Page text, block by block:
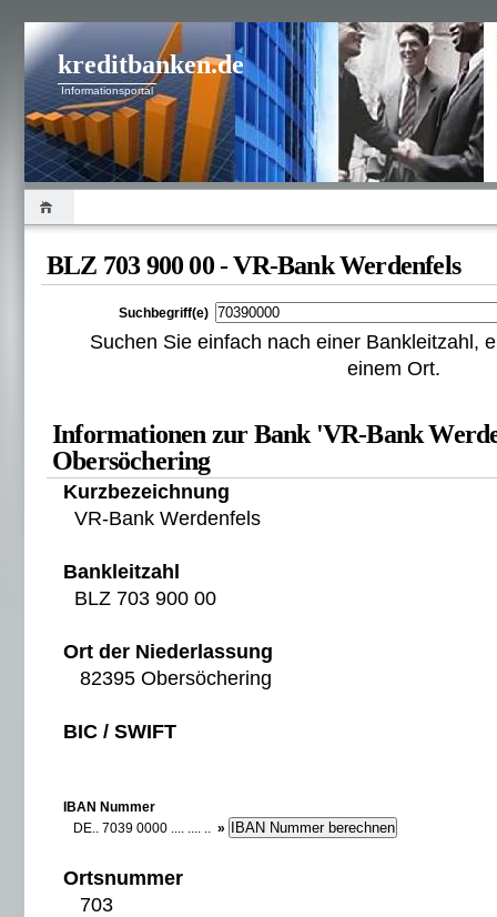
kreditbanken.de
Informationsportal
BLZ 703 900 00 - VR-Bank Werdenfels
Suchbegriff(e)
Suchen Sie einfach nach einer Bankleitzahl,
einem Ort.
Informationen zur Bank 'VR-Bank
Obersöchering
Kurzbezeichnung
VR-Bank Werdenfels
Bankleitzahl
BLZ 703 900 00
Ort der Niederlassung
82395 Obersöchering
BIC / SWIFT
IBAN Nummer
DE.. 7039 0000 .... .... .. »
Ortsnummer
703